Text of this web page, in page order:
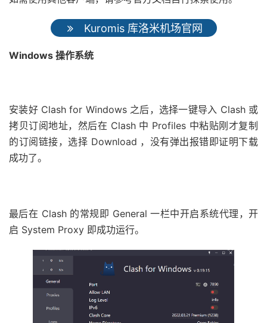
Kuromis 库洛米机场官网
Windows 操作系统
安装好 Clash for Windows 之后，选择一键导入 Clash 或
拷贝订阅地址，然后在 Clash 中 Profiles 中粘贴刚才复制
的订阅链接，选择 Download ，没有弹出报错即证明下载
成功了。
最后在 Clash 的常规即 General 一栏中开启系统代理，开
启 System Proxy 即成功运行。